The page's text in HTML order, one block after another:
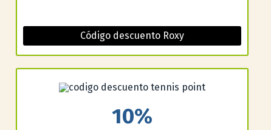
Código descuento Roxy
10%